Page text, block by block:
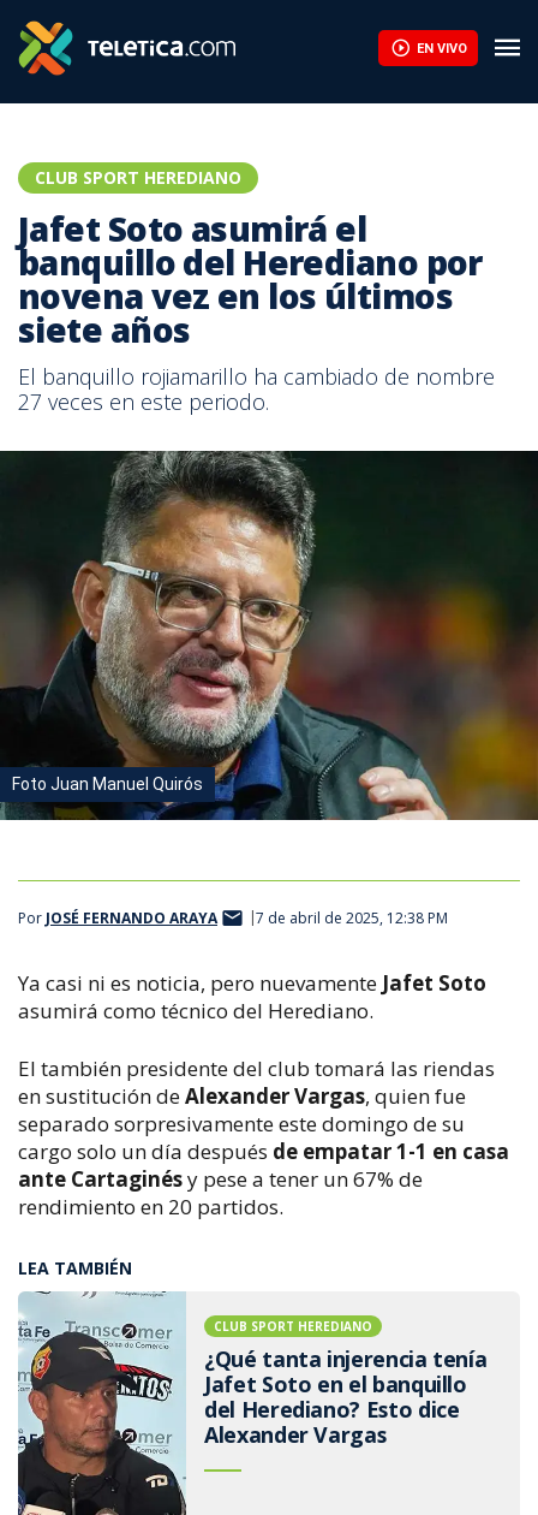
EN VIVO
CLUB SPORT HEREDIANO
Jafet Soto asumirá el
banquillo del Herediano por
novena vez en los últimos
siete años
El banquillo rojiamarillo ha cambiado de nombre
27 veces en este periodo.
Foto Juan Manuel Quirós
Por JOSÉ FERNANDO ARAYA 7 de abril de 2025, 12:38 PM
Ya casi ni es noticia, pero nuevamente Jafet Soto
asumirá como técnico del Herediano.
El también presidente del club tomará las riendas
en sustitución deAlexander Vargas, quien fue
separado sorpresivamente este domingo de su
cargo solo un día después de empatar 1-1 en casa
ante Cartaginésy pese a tener un 67% de
rendimiento en 20 partidos.
LEA TAMBIÉN
CLUB SPORT HEREDIANO
¿Qué tanta injerencia tenía
Jafet Soto en el banquillo
del Herediano? Esto dice
Alexander Vargas